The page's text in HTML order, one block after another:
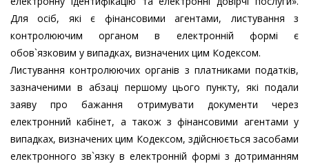
Для осіб, які є фінансовими агентами, листування з
контролюючим органом в електронній формі є
обов`язковим у випадках, визначених цим Кодексом.
Листування контролюючих органів з платниками податків,
зазначеними в абзаці першому цього пункту, які подали
заяву про бажання отримувати документи через
електронний кабінет, а також з фінансовими агентами у
випадках, визначених цим Кодексом, здійснюється засобами
електронного зв`язку в електронній формі з дотриманням